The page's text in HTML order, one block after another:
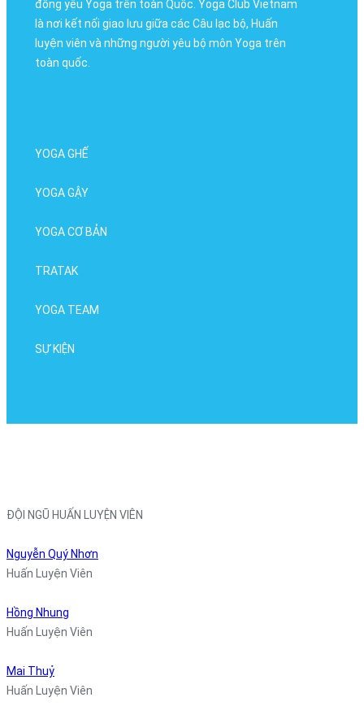
đồng yêu Yoga trên toàn Quốc. Yoga Club Vietnam
là nơi kết nối giao lưu giữa các Câu lạc bộ, Huấn
luyện viên và những người yêu bộ môn Yoga trên
toàn quốc.
YOGA GHẾ
YOGA GẬY
YOGA CƠ BẢN
TRATAK
YOGA TEAM
SỰ KIỆN
ĐỘI NGŨ HUẤN LUYỆN VIÊN
Nguyễn Quý Nhơn
Huấn Luyện Viên
Hồng Nhung
Huấn Luyện Viên
Mai Thuỷ
Huấn Luyện Viên